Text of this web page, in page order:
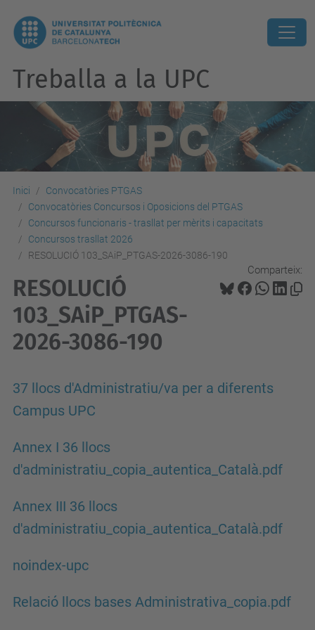
Treballa a la UPC
Inici
Convocatòries PTGAS
Convocatòries Concursos i Oposicions del PTGAS
Concursos funcionaris - trasllat per mèrits i capacitats
Concursos trasllat 2026
RESOLUCIÓ 103_SAiP_PTGAS-2026-3086-190
Comparteix:
RESOLUCIÓ
103_SAiP_PTGAS-
2026-3086-190
37 llocs d'Administratiu/va per a diferents
Campus UPC
Annex I 36 llocs
d'administratiu_copia_autentica_Català.pdf
Annex III 36 llocs
d'administratiu_copia_autentica_Català.pdf
noindex-upc
Relació llocs bases Administrativa_copia.pdf